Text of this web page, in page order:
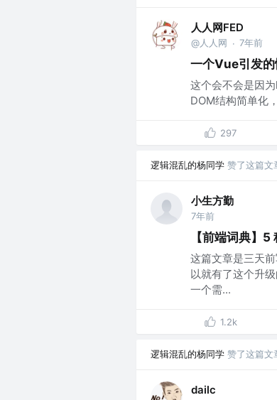
人人网FED
@人人网 · 7年前
一个Vue引发
这个会不会是因
DOM结构简单化
297
逻辑混乱的杨同学 赞了这篇文
小生方勤
7年前
【前端词典】
这篇文章是三天
以就有了这个升
一个需...
1.2k
逻辑混乱的杨同学 赞了这篇文
dailc